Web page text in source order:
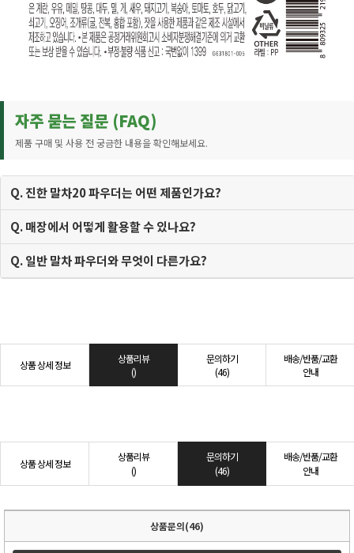
자주 묻는 질문 (FAQ)
제품 구매 및 사용 전 궁금한 내용을 확인해보세요.
Q. 진한 말차20 파우더는 어떤 제품인가요?
Q. 매장에서 어떻게 활용할 수 있나요?
Q. 일반 말차 파우더와 무엇이 다른가요?
상품 상세 정보
상품리뷰
()
문의하기
(46)
배송/반품/교환
안내
상품 상세 정보
상품리뷰
()
문의하기
(46)
배송/반품/교환
안내
상품문의(46)